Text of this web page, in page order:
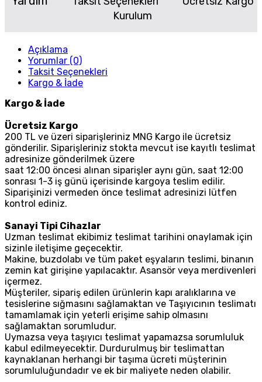
Kurulum
Açıklama
Yorumlar (0)
Taksit Seçenekleri
Kargo & İade
Kargo & İade
Ücretsiz Kargo
200 TL ve üzeri siparişleriniz MNG Kargo ile ücretsiz
gönderilir. Siparişleriniz stokta mevcut ise kayıtlı teslimat
adresinize gönderilmek üzere
saat 12:00 öncesi alınan siparişler aynı gün, saat 12:00
sonrası 1-3 iş günü içerisinde kargoya teslim edilir.
Siparişinizi vermeden önce teslimat adresinizi lütfen
kontrol ediniz.
Sanayi Tipi Cihazlar
Uzman teslimat ekibimiz teslimat tarihini onaylamak için
sizinle iletişime geçecektir.
Makine, buzdolabı ve tüm paket eşyaların teslimi, binanın
zemin kat girişine yapılacaktır. Asansör veya merdivenleri
içermez.
Müşteriler, sipariş edilen ürünlerin kapı aralıklarına ve
tesislerine sığmasını sağlamaktan ve Taşıyıcının teslimatı
tamamlamak için yeterli erişime sahip olmasını
sağlamaktan sorumludur.
Uymazsa veya taşıyıcı teslimat yapamazsa sorumluluk
kabul edilmeyecektir. Durdurulmuş bir teslimattan
kaynaklanan herhangi bir taşıma ücreti müşterinin
sorumluluğundadır ve ek bir maliyete neden olabilir.